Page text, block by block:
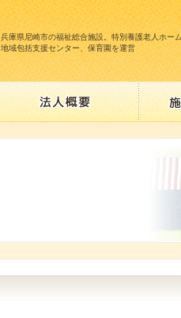
兵庫県尼崎市の福祉総合施設。特別養護老人ホー
地域包括支援センター、保育園を運営